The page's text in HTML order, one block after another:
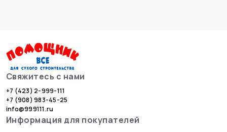
Свяжитесь с нами
+7 (423) 2-999-111
+7 (908) 983-45-25
info@999111.ru
Информация для покупателей